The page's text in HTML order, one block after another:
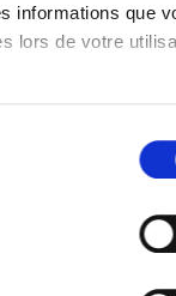
informations que
lors de votre
80